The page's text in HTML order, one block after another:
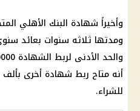
وأخيراً شهادة البنك الأهلي
أنه متاح ربط شهادة أخرى
للشراء.